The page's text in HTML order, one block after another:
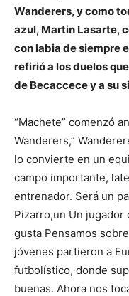
Wanderers, y como
azul, Martin Lasarte,
con labia de siempre
refirió a los duelos
de Becaccece y a su
“Machete” comenzó
Wanderers,”
lo convierte en un
campo importante,
entrenador. Será un
Pizarro,un Un jugador
gusta Pensamos
jóvenes partieron a
futbolístico, donde
buenas. Ahora nos